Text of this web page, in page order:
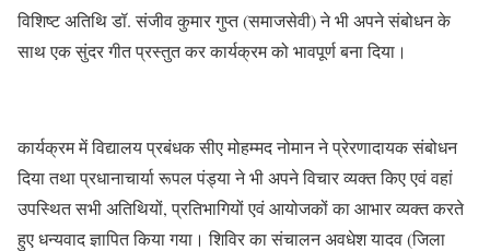
विशिष्ट अतिथि डॉ. संजीव कुमार गुप्त (समाजसेवी) ने भी अपने संबोधन के
साथ एक सुंदर गीत प्रस्तुत कर कार्यक्रम को भावपूर्ण बना दिया।
कार्यक्रम में विद्यालय प्रबंधक सीए मोहम्मद नोमान ने प्रेरणादायक संबोधन
दिया तथा प्रधानाचार्या रूपल पंड्या ने भी अपने विचार व्यक्त किए एवं वहां
उपस्थित सभी अतिथियों, प्रतिभागियों एवं आयोजकों का आभार व्यक्त करते
हुए धन्यवाद ज्ञापित किया गया। शिविर का संचालन अवधेश यादव (जिला